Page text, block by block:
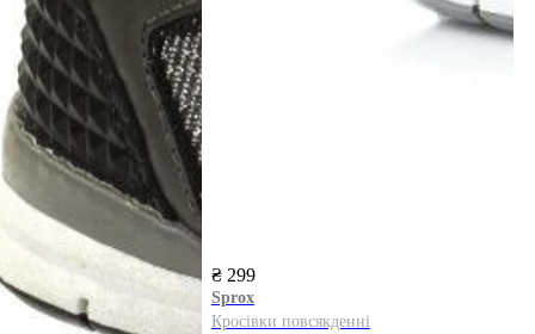
₴ 299
Sprox
Кросівки повсякденні